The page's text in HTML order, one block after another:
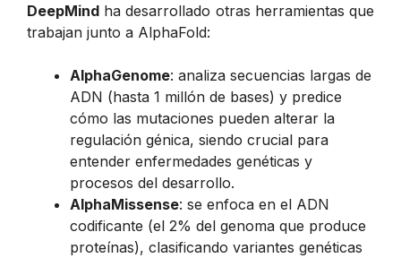
DeepMind ha desarrollado otras herramientas que
trabajan junto a AlphaFold:
AlphaGenome: analiza secuencias largas de
ADN (hasta 1 millón de bases) y predice
cómo las mutaciones pueden alterar la
regulación génica, siendo crucial para
entender enfermedades genéticas y
procesos del desarrollo.
AlphaMissense: se enfoca en el ADN
codificante (el 2% del genoma que produce
proteínas), clasificando variantes genéticas